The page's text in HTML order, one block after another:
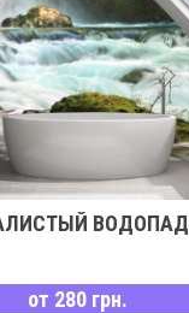
ВОДОПАД
от 280 грн.